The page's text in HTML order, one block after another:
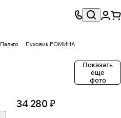
Пальто Пуховик РОМИНА
Показать
еще
фото
34 280 ₽